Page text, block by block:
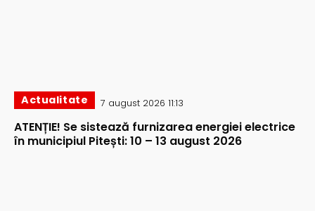
Actualitate 7 august 2026 11:13
ATENȚIE! Se sistează furnizarea energiei electrice
în municipiul Pitești: 10 – 13 august 2026